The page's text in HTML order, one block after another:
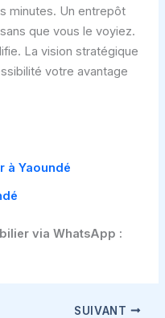
minutes. Un entrepôt
que vous le voyiez.
La vision stratégique
votre avantage
à Yaoundé
via WhatsApp :
SUIVANT